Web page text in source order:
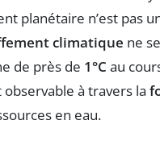
planétaire n’est pas
climatique ne
de près de 1°C au
à travers la
en eau.